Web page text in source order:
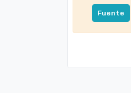
Fuente